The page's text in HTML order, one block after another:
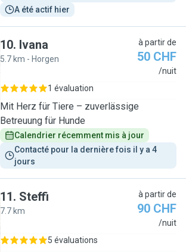
A été actif hier
10. Ivana
5.7 km - Horgen
à partir de
50 CHF
/nuit
1 évaluation
Mit Herz für Tiere – zuverlässige
Betreuung für Hunde
Calendrier récemment mis à jour
Contacté pour la dernière fois il y a 4
jours
11. Steffi
7.7 km
à partir de
90 CHF
/nuit
5 évaluations